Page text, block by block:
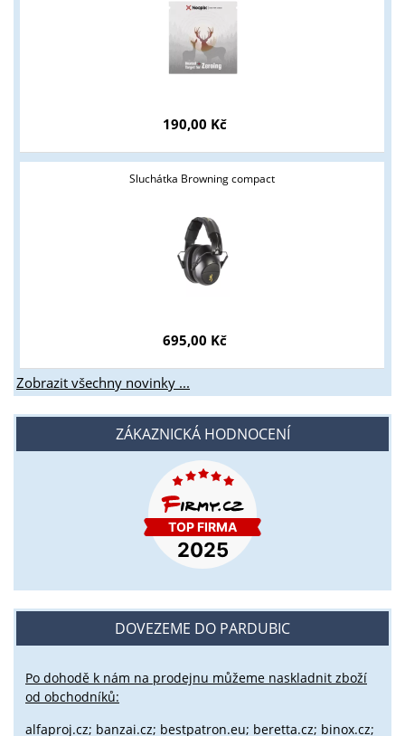
190,00 Kč
Sluchátka Browning compact
695,00 Kč
Zobrazit všechny novinky ...
ZÁKAZNICKÁ HODNOCENÍ
DOVEZEME DO PARDUBIC
Po dohodě k nám na prodejnu můžeme naskladnit zboží
od obchodníků:
alfaproj.cz; banzai.cz; bestpatron.eu; beretta.cz; binox.cz;
podmínky?
ANO NE